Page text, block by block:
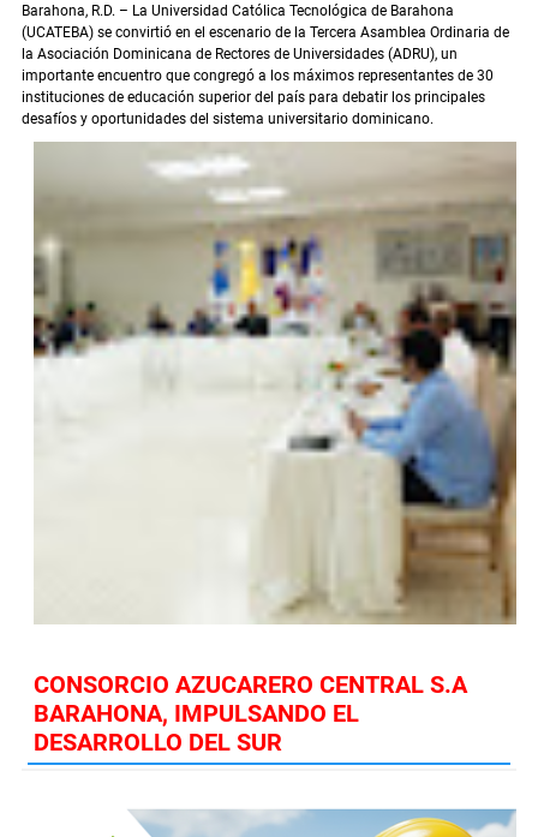
Barahona, R.D. – La Universidad Católica Tecnológica de Barahona
(UCATEBA) se convirtió en el escenario de la Tercera Asamblea Ordinaria de
la Asociación Dominicana de Rectores de Universidades (ADRU), un
importante encuentro que congregó a los máximos representantes de 30
instituciones de educación superior del país para debatir los principales
desafíos y oportunidades del sistema universitario dominicano.
CONSORCIO AZUCARERO CENTRAL S.A
BARAHONA, IMPULSANDO EL
DESARROLLO DEL SUR